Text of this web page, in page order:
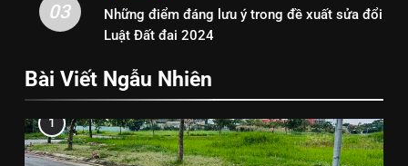
03
Những điểm đáng lưu ý trong đề xuất sửa đổi
Luật Đất đai 2024
Bài Viết Ngẫu Nhiên
1